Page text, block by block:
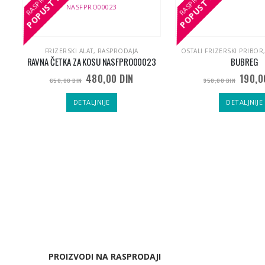
HAIR SERUM SERIES | SERUMI ZA ISHRANU KOSE
POPUST
POPUST
FRIZERSKI ALAT, RASPRODAJA
RAVNA ČETKA ZA KOSU NASFPRO00023
650,00DIN 480,00 DIN
DETALJNIJE
POPUST
POPUST
OSTALI FRIZERSKI PRIBOR,
BUBREG
350,00DIN cena
je
bila:
DETALJNIJE
PROIZVODI NA RASPRODAJI